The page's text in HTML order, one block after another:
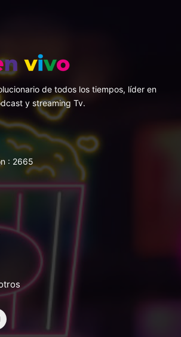
de todos los tiempos, líder en
y streaming Tv.
: 2665